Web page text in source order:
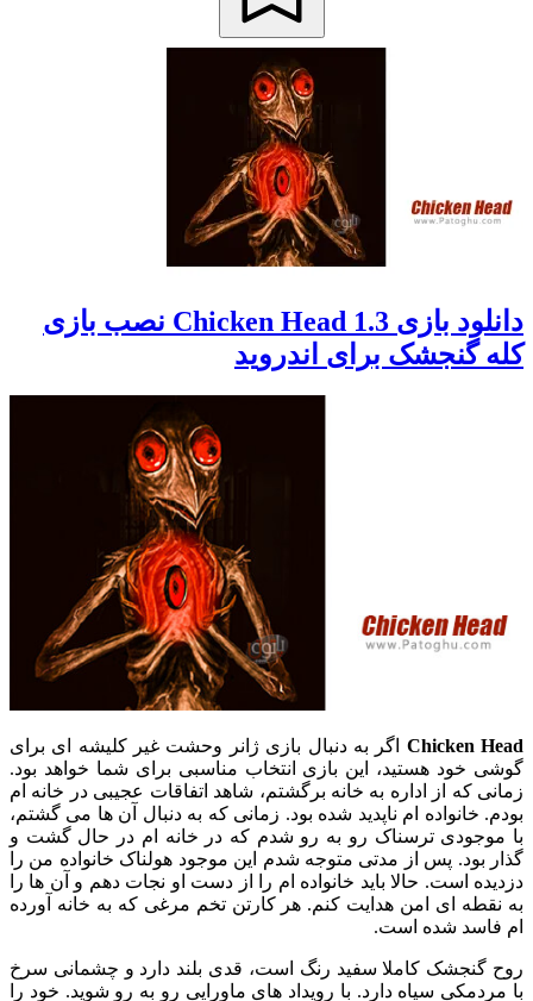
دانلود بازی 1.3 Chicken Head نصب بازی
کله گنجشک برای اندروید
Chicken Head اگر به دنبال بازی ژانر وحشت غیر کلیشه ای برای
گوشی خود هستید، این بازی انتخاب مناسبی برای شما خواهد بود.
زمانی که از اداره به خانه برگشتم، شاهد اتفاقات عجیبی در خانه ام
بودم. خانواده ام ناپدید شده بود. زمانی که به دنبال آن ها می گشتم،
با موجودی ترسناک رو به رو شدم که در خانه ام در حال گشت و
گذار بود. پس از مدتی متوجه شدم این موجود هولناک خانواده من را
دزدیده است. حالا باید خانواده ام را از دست او نجات دهم و آن ها را
به نقطه ای امن هدایت کنم. هر کارتن تخم مرغی که به خانه آورده
ام فاسد شده است.
روح گنجشک کاملا سفید رنگ است، قدی بلند دارد و چشمانی سرخ
با مردمکی سیاه دارد. با رویداد های ماورایی رو به رو شوید. خود را